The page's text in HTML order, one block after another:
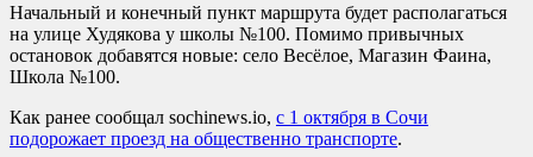
Начальный и конечный пункт маршрута будет располагаться
на улице Худякова у школы №100. Помимо привычных
остановок добавятся новые: село Весёлое, Магазин Фаина,
Школа №100.
Как ранее сообщал sochinews.io, с 1 октября в Сочи
подорожает проезд на общественно транспорте.